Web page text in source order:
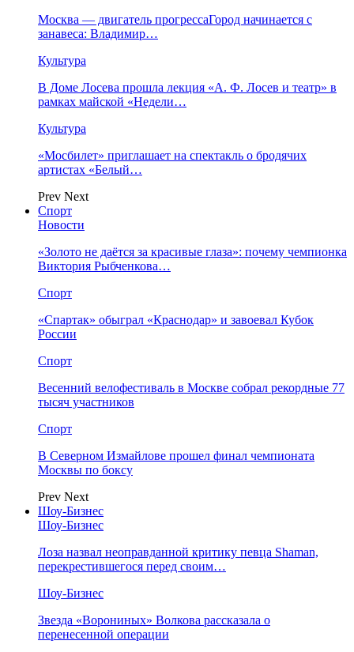
Москва — двигатель прогрессаГород начинается с
занавеса: Владимир…
Культура
В Доме Лосева прошла лекция «А. Ф. Лосев и театр» в
рамках майской «Недели…
Культура
«Мосбилет» приглашает на спектакль о бродячих
артистах «Белый…
Prev Next
Спорт
Новости
«Золото не даётся за красивые глаза»: почему чемпионка
Виктория Рыбченкова…
Спорт
«Спартак» обыграл «Краснодар» и завоевал Кубок
России
Спорт
Весенний велофестиваль в Москве собрал рекордные 77
тысяч участников
Спорт
В Северном Измайлове прошел финал чемпионата
Москвы по боксу
Prev Next
Шоу-Бизнес
Шоу-Бизнес
Лоза назвал неоправданной критику певца Shaman,
перекрестившегося перед своим…
Шоу-Бизнес
Звезда «Ворониных» Волкова рассказала о
перенесенной операции